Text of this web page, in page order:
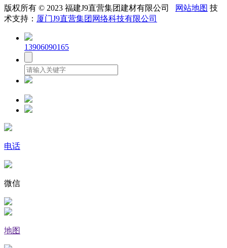
版权所有 © 2023 福建J9直营集团建材有限公司 网站地图 技
术支持： 厦门J9直营集团网络科技有限公司
13906090165
电话
微信
地图